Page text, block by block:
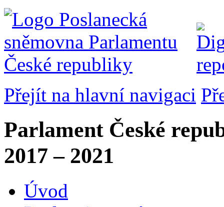
Přejít na hlavní navigaci
Parlament České
2017 – 2021
Úvod